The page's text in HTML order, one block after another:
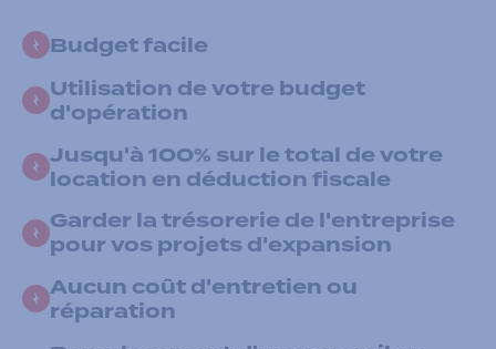
Budget facile
Utilisation de votre budget
d'opération
Jusqu'à 100% sur le total de votre
location en déduction fiscale
Garder la trésorerie de l'entreprise
pour vos projets d'expansion
Aucun coût d'entretien ou
réparation